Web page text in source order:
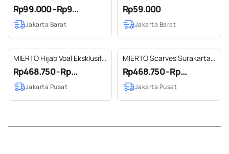
Rp99.000 - Rp9...
Jakarta Barat
Rp59.000
Jakarta Barat
MIERTO Hijab Voal Eksklusif
Tugu Monas & Ornamen
Betawi Jakarta Heritage
Series HJB10 Ultrafine
Rp468.750 - Rp...
Jakarta Pusat
MIERTO Scarves Surakarta
Series Hijab Etnik Klasik-
Modern Ultrafine Premium
Voile 115cm x 115cm Motif
Rp468.750 - Rp...
Jakarta Pusat